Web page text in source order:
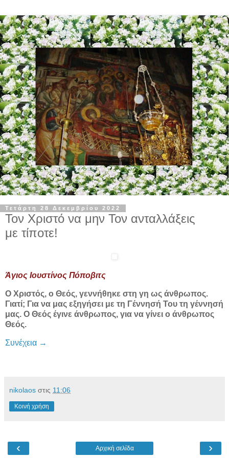
Τετάρτη 28 Δεκεμβρίου 2022
Τον Χριστό να μην Τον ανταλλάξεις
με τίποτε!
Άγιος Ιουστίνος Πόποβιτς
Ο Χριστός, ο Θεός, γεννήθηκε στη γη ως άνθρωπος.
Γιατί; Για να μας εξηγήσει με τη Γέννησή Του τη γέννησή
μας. Ο Θεός έγινε άνθρωπος, για να γίνει ο άνθρωπος
Θεός.
Συνέχεια →
nikolaos στις 11:06
Κοινή χρήση
‹ ›
Αρχική σελίδα